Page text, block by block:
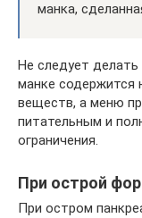
манка,
Не следует
манке содержится
веществ, а меню
питательным и
ограничения.
При острой
При остром